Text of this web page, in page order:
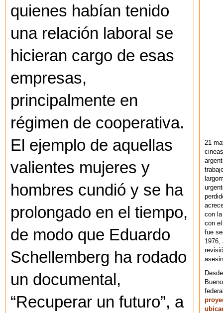
quienes habían tenido
una relación laboral se
hicieran cargo de esas
empresas,
principalmente en
régimen de cooperativa.
El ejemplo de aquellas
valientes mujeres y
hombres cundió y se ha
prolongado en el tiempo,
de modo que Eduardo
Schellemberg ha rodado
un documental,
“Recuperar un futuro”, a
21
con
con
fue
1976,